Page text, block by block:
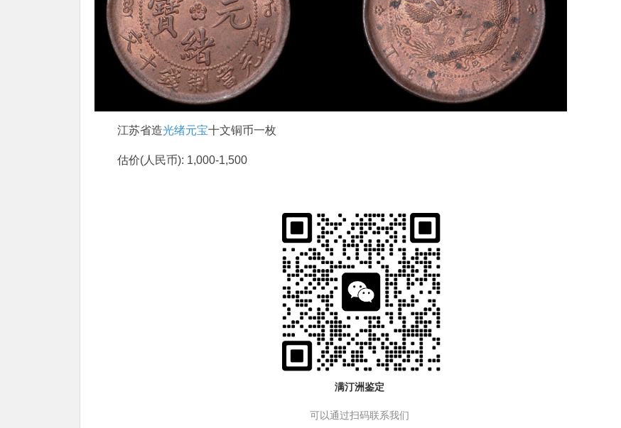
江苏省造光绪元宝十文铜币一枚
估价(人民币): 1,000-1,500
满汀洲鉴定
可以通过扫码联系我们